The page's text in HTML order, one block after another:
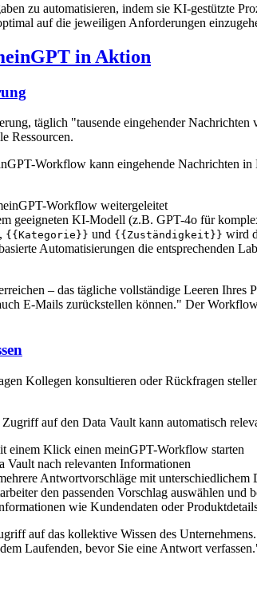
zu automatisieren, indem sie KI-gestützte
auf die jeweiligen Anforderungen
in Aktion
täglich "tausende eingehender
Ressourcen.
Workflow kann eingehende Nachrichten
Workflow weitergeleitet
geeigneten KI-Modell (z.B. GPT-4o für
, {{Kategorie}} und {{Zuständigkeit}} wird
Automatisierungen die entsprechenden
– das tägliche vollständige Leeren
E-Mails zurückstellen können." Der
Kollegen konsultieren oder Rückfragen
auf den Data Vault kann automatisch
einem Klick einen meinGPT-Workflow starten
nach relevanten Informationen
Antwortvorschläge mit unterschiedlichem
den passenden Vorschlag auswählen und
wie Kundendaten oder
auf das kollektive Wissen des
Laufenden, bevor Sie eine Antwort